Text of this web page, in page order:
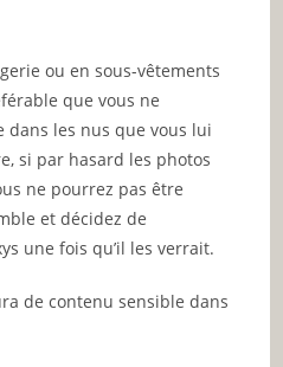
ou en sous-vêtements
que vous ne
dans les nus que vous lui
si par hasard les photos
ne pourrez pas être
et décidez de
une fois qu’il les verrait.
de contenu sensible dans